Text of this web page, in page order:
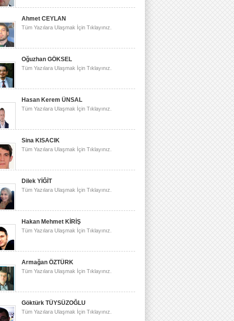
Ahmet CEYLAN
Tüm Yazılara Ulaşmak İçin Tıklayınız.
Oğuzhan GÖKSEL
Tüm Yazılara Ulaşmak İçin Tıklayınız.
Hasan Kerem ÜNSAL
Tüm Yazılara Ulaşmak İçin Tıklayınız.
Sina KISACIK
Tüm Yazılara Ulaşmak İçin Tıklayınız.
Dilek YİĞİT
Tüm Yazılara Ulaşmak İçin Tıklayınız.
Hakan Mehmet KİRİŞ
Tüm Yazılara Ulaşmak İçin Tıklayınız.
Armağan ÖZTÜRK
Tüm Yazılara Ulaşmak İçin Tıklayınız.
Göktürk TÜYSÜZOĞLU
Tüm Yazılara Ulaşmak İçin Tıklayınız.